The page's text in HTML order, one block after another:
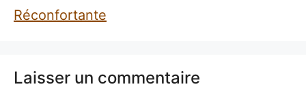
Réconfortante
Laisser un commentaire